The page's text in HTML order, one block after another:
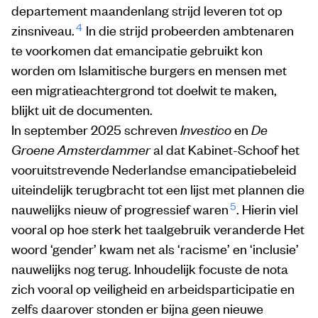
departement maandenlang strijd leveren tot op
zinsniveau.4 In die strijd probeerden ambtenaren
te voorkomen dat emancipatie gebruikt kon
worden om Islamitische burgers en mensen met
een migratieachtergrond tot doelwit te maken,
blijkt uit de documenten.
In september 2025 schreven Investicoen De
Groene Amsterdammeral dat Kabinet-Schoof het
vooruitstrevende Nederlandse emancipatiebeleid
uiteindelijk terugbracht tot een lijst met plannen die
nauwelijks nieuw of progressief waren5. Hierin viel
vooral op hoe sterk het taalgebruik veranderde Het
woord ‘gender’ kwam net als ‘racisme’ en ‘inclusie’
nauwelijks nog terug. Inhoudelijk focuste de nota
zich vooral op veiligheid en arbeidsparticipatie en
zelfs daarover stonden er bijna geen nieuwe